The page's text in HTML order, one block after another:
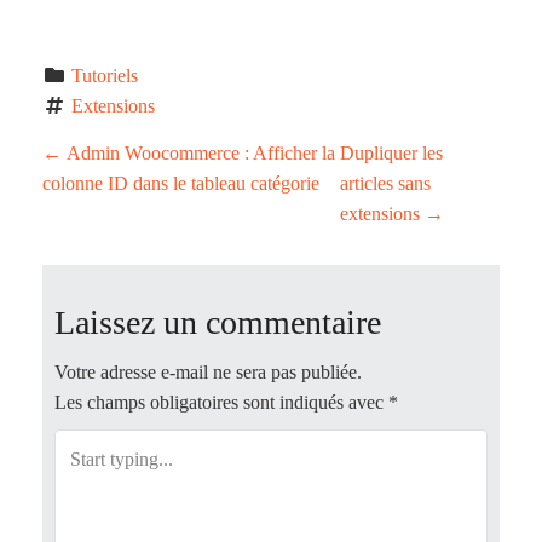
Tutoriels
Extensions
P
n
a
← Admin Woocommerce : Afficher la
colonne ID dans le tableau catégorie
Dupliquer les
articles sans
extensions →
Laissez un commentaire
Votre adresse e-mail ne sera pas publiée.
Les champs obligatoires sont indiqués avec *